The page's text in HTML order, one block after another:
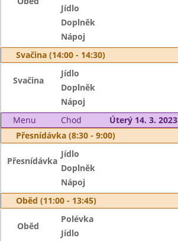
Jídlo
Doplněk
Nápoj
Svačina (14:00 - 14:30)
Svačina
Jídlo
Doplněk
Nápoj
Menu
Chod
Úterý 14. 3. 2023
Přesnídávka (8:30 - 9:00)
Přesnídávka
Jídlo
Doplněk
Nápoj
Oběd (11:00 - 13:45)
Oběd
Polévka
Jídlo